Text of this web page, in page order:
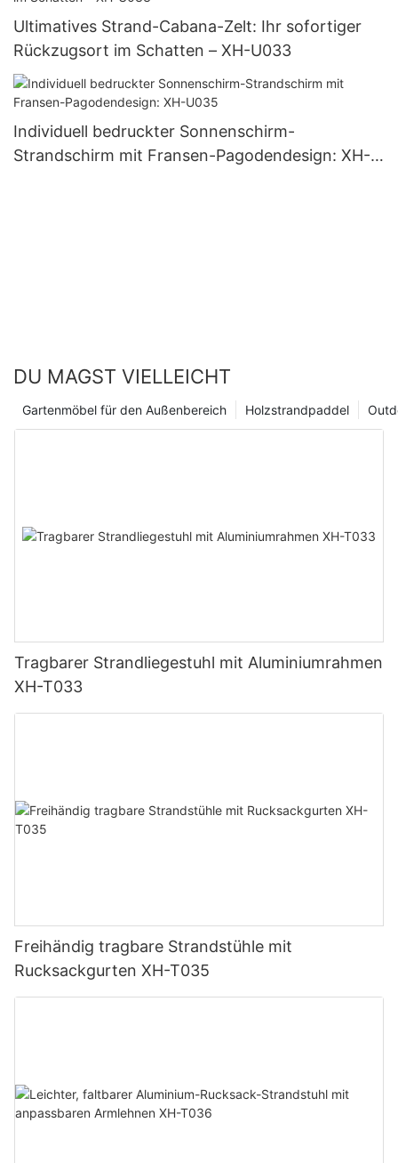
Ultimatives Strand-Cabana-Zelt: Ihr sofortiger
Rückzugsort im Schatten – XH-U033
Individuell bedruckter Sonnenschirm-
Strandschirm mit Fransen-Pagodendesign: XH-
DU MAGST VIELLEICHT
Holzstrandpaddel
Gartenmöbel für den Außenbereich
Tragbarer Strandliegestuhl mit Aluminiumrahmen
XH-T033
Freihändig tragbare Strandstühle mit
Rucksackgurten XH-T035